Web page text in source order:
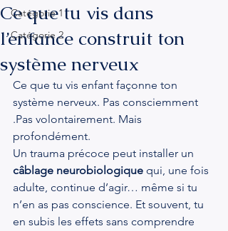
Catégorie 1
Catégorie 2
Ce que tu vis dans
l’enfance construit ton
système nerveux
Ce que tu vis enfant façonne ton
système nerveux. Pas consciemment
.Pas volontairement. Mais
profondément.
Un trauma précoce peut installer un
câblage neurobiologique qui, une fois
adulte, continue d’agir… même si tu
n’en as pas conscience. Et souvent, tu
en subis les effets sans comprendre